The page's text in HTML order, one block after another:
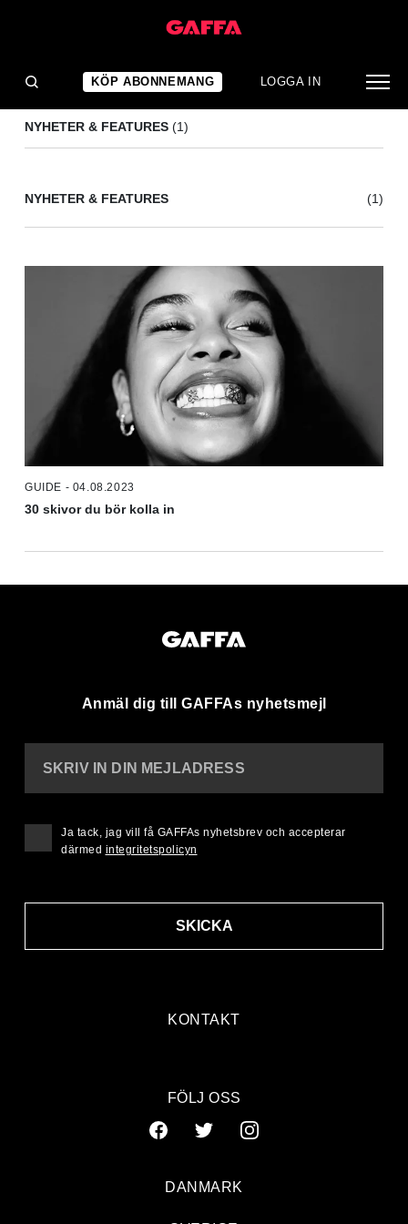
KÖP ABONNEMANG LOGGA IN
NYHETER & FEATURES (1)
NYHETER & FEATURES (1)
GUIDE - 04.08.2023
30 skivor du bör kolla in
Anmäl dig till GAFFAs nyhetsmejl
KONTAKT
SKRIV IN DIN MEJLADRESS
SKICKA
Ja tack, jag vill få GAFFAs nyhetsbrev och accepterar
därmed integritetspolicyn
FÖLJ OSS
DANMARK